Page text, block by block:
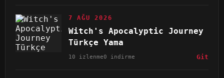
7 AĞU 2026
Witch's Apocalyptic Journey
Türkçe Yama
10 izlenme0 indirme Git